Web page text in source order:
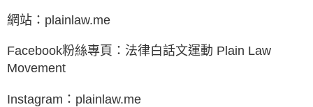
網站：plainlaw.me
Facebook粉絲專頁：法律白話文運動 Plain Law
Movement
Instagram：plainlaw.me